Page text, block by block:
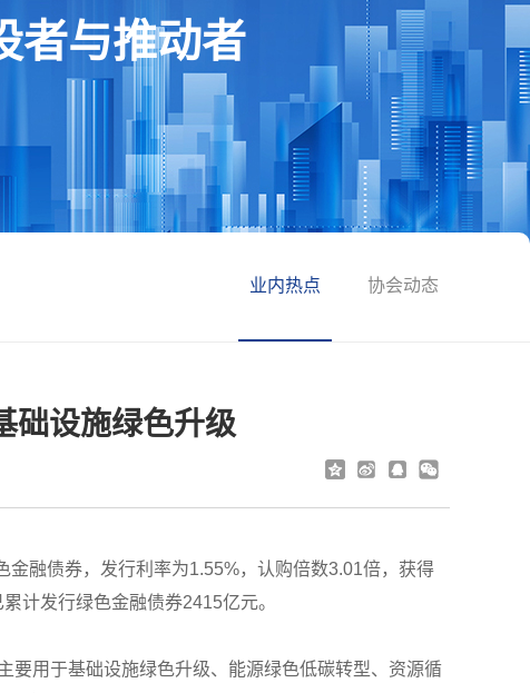
者与推动者
业内热点 协会动态
础设施绿色升级
融债券，发行利率为1.55%，认购倍数3.01倍，获得
计发行绿色金融债券2415亿元。
要用于基础设施绿色升级、能源绿色低碳转型、资源循